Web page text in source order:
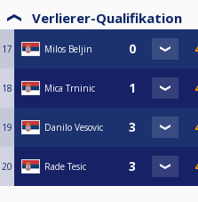
Verlierer-Qualifikation
17 Milos Beljin
18 Mica Trninic
19 Danilo Vesovic
20 Rade Tesic